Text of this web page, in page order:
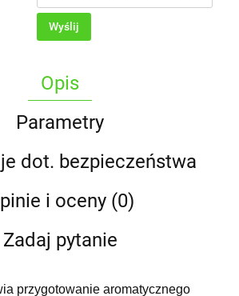
Wyślij
Opis
Parametry
dot. bezpieczeństwa
i oceny (0)
Zadaj pytanie
przygotowanie aromatycznego